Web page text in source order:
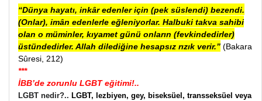
“Dünya hayatı, inkâr edenler için (pek süslendi) bezendi.
(Onlar), imân edenlerle eğleniyorlar. Halbuki takva sahibi
olan o müminler, kıyamet günü onların (fevkindedirler)
üstündedirler. Allah dilediğine hesapsız rızık verir.” (Bakara
Sûresi, 212)
***
İBB’de zorunlu LGBT eğitimi!..
LGBT nedir?.. LGBT, lezbiyen, gey, biseksüel, transseksüel veya